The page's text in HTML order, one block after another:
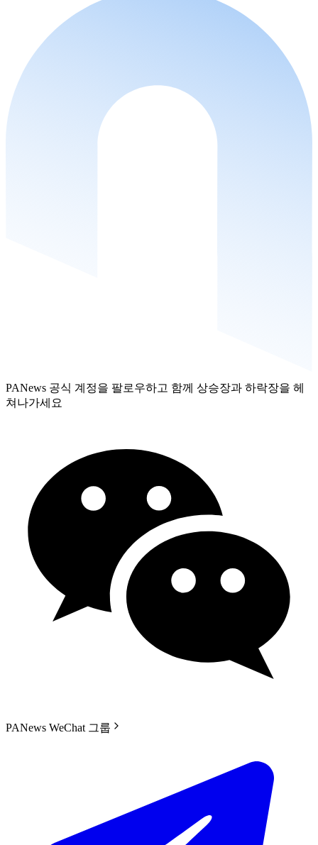
PANews 공식 계정을 팔로우하고 함께 상승장과 하락장을 헤
쳐나가세요
PANews WeChat 그룹